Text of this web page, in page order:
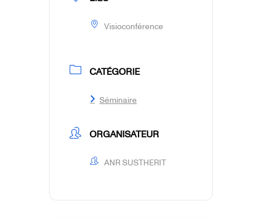
Visioconférence
CATÉGORIE
Séminaire
ORGANISATEUR
ANR SUSTHERIT